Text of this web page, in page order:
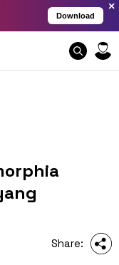
Download
×
Share: